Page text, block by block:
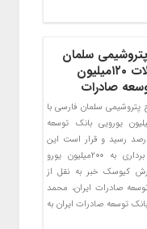
سلمان
فارسی با تسهیلات ۱۲۰میلیون
صادرات
سلمان فارسی با
مالی ۱۲۰ میلیون یورویی بانک توسعه
ایران به ۷۰درصد رسید و قرار است این
رقم تا مرحله بهره برداری به ۲۰۰میلیون یورو
کیوسک خبر به نقل از
صادرات ایران، محمد
توسعه صادرات ایران به